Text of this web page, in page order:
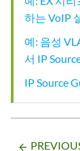
하는 VoIP
예: 음성
서 IP
IP Source
arrow_backward